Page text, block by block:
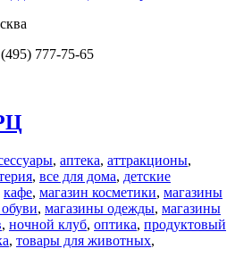
777-75-65
, аптека, аттракционы,
, все для дома, детские
кафе, магазин косметики, магазины
, магазины одежды, магазины
, ночной клуб, оптика, продуктовый
, товары для животных,